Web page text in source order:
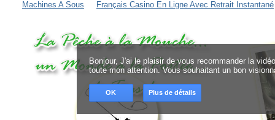
Bonjour, J'ai le plaisir de vous recommander la
toute mon attention. Vous souhaitant un bon
OK Plus de détails
Machines A Sous Français Casino En Ligne Avec Retrait Instantané